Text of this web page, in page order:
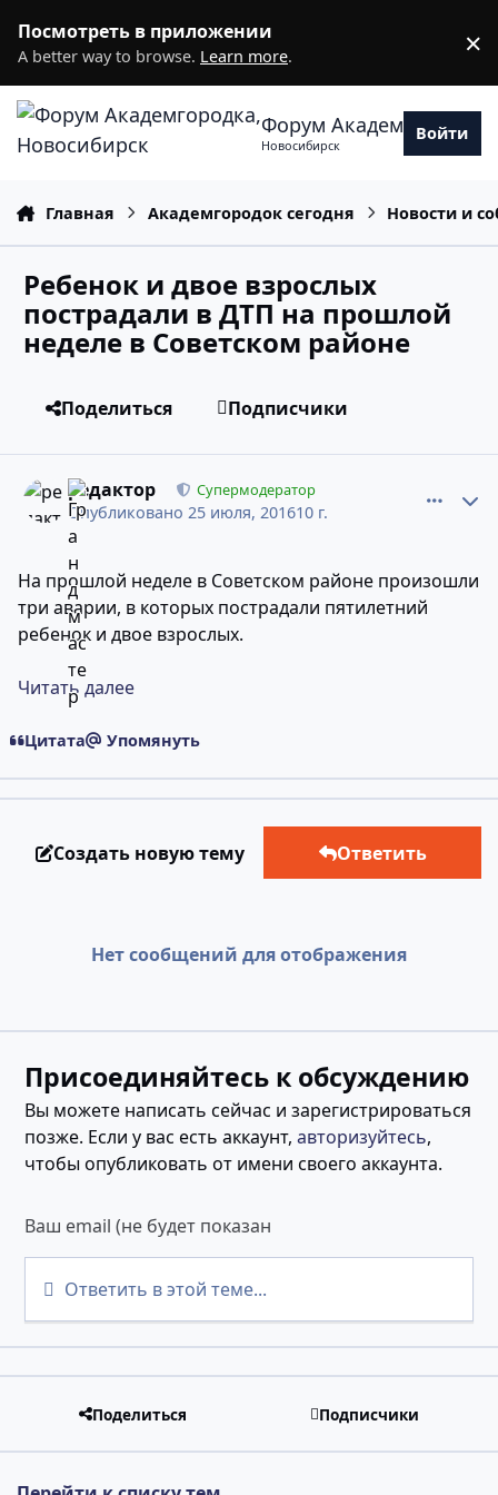
Посмотреть в приложении
A better way to browse. Learn more. ×
Форум Академгородка
Новосибирск
Войти
Главная Академгородок сегодня Новости и
Ребенок и двое взрослых
пострадали в ДТП на прошлой
неделе в Советском районе
Поделиться Подписчики
редактор Супермодератор
Опубликовано 25 июля, 201610 г.
На прошлой неделе в Советском районе произошли
три аварии, в которых пострадали пятилетний
ребенок и двое взрослых.
Читать далее
Цитата Упомянуть
Создать новую тему Ответить
Нет сообщений для отображения
Присоединяйтесь к обсуждению
Вы можете написать сейчас и зарегистрироваться
позже. Если у вас есть аккаунт,авторизуйтесь,
чтобы опубликовать от имени своего аккаунта.
Ответить в этой теме...
Поделиться Подписчики